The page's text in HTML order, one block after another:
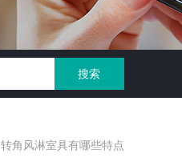
转角风淋室具有哪些特点